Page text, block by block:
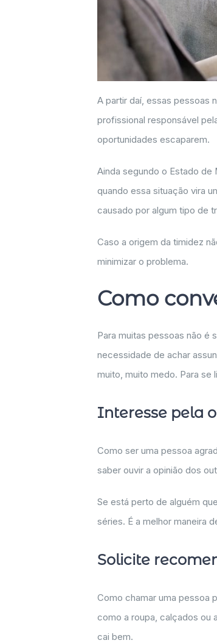
A partir daí, essas pessoas
profissional responsável
oportunidades escaparem.
Ainda segundo o Estado de
quando essa situação vira
causado por algum tipo de
Caso a origem da timidez
minimizar o problema.
Como
Para muitas pessoas não é
necessidade de achar
muito, muito medo. Para se
Interesse pela
Como ser uma pessoa
saber ouvir a opinião dos
Se está perto de alguém
séries. É a melhor maneira
Solicite
Como chamar uma pessoa
como a roupa, calçados ou
cai bem.